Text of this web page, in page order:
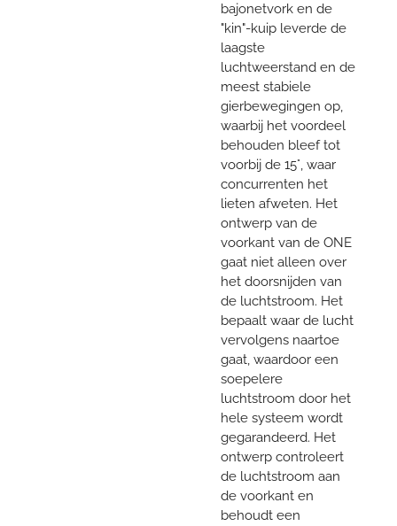
bajonetvork en de
"kin"-kuip leverde de
laagste
luchtweerstand en de
meest stabiele
gierbewegingen op,
waarbij het voordeel
behouden bleef tot
voorbij de 15°, waar
concurrenten het
lieten afweten. Het
ontwerp van de
voorkant van de ONE
gaat niet alleen over
het doorsnijden van
de luchtstroom. Het
bepaalt waar de lucht
vervolgens naartoe
gaat, waardoor een
soepelere
luchtstroom door het
hele systeem wordt
gegarandeerd. Het
ontwerp controleert
de luchtstroom aan
de voorkant en
behoudt een